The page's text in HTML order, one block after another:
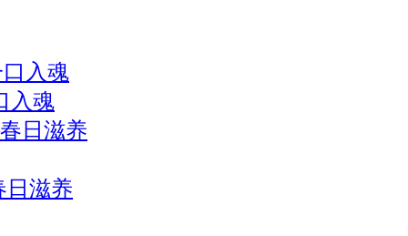
入魂
日滋养